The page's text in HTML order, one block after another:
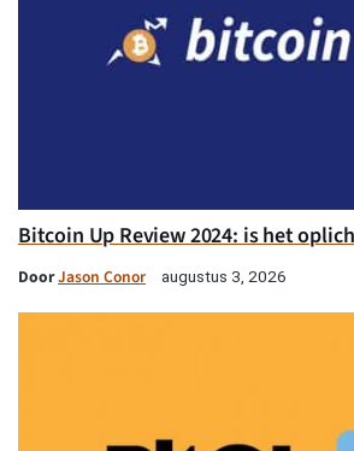
Bitcoin Up Review 2024: is het
DoorJason Conor augustus 3, 2026